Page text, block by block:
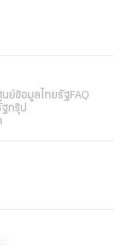
นย์ข้อมูลไทยรัฐFAQ
กรุ๊ป